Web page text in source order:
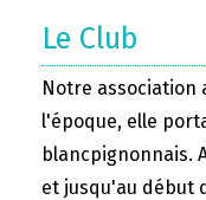
Le Club
Notre association
l'époque, elle
blancpignonnais.
et jusqu'au début